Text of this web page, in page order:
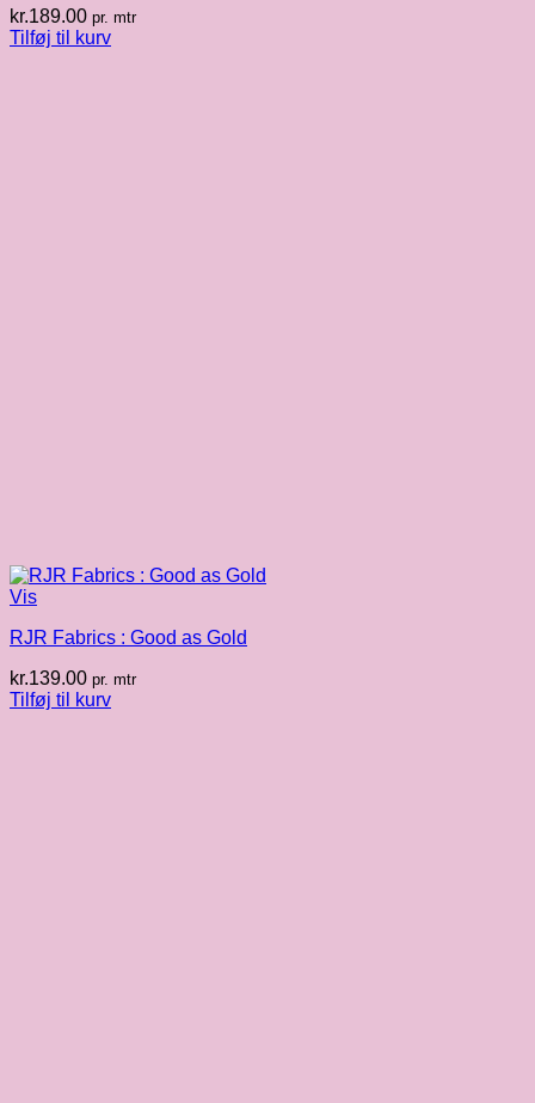
kr.189.00 pr. mtr
Tilføj til kurv
Vis
RJR Fabrics : Good as Gold
kr.139.00 pr. mtr
Tilføj til kurv